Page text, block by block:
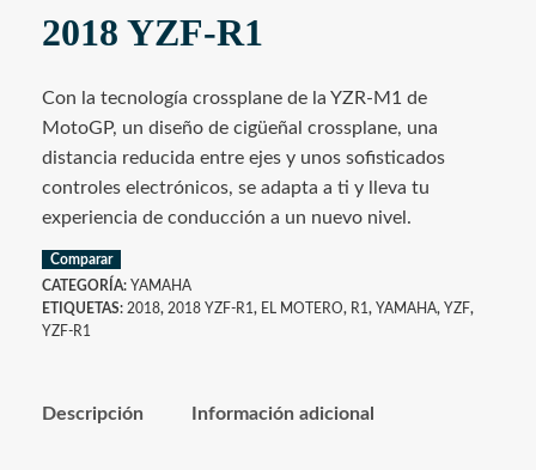
2018 YZF-R1
Con la tecnología crossplane de la YZR-M1 de
MotoGP, un diseño de cigüeñal crossplane, una
distancia reducida entre ejes y unos sofisticados
controles electrónicos, se adapta a ti y lleva tu
experiencia de conducción a un nuevo nivel.
Comparar
CATEGORÍA: YAMAHA
ETIQUETAS: 2018, 2018 YZF-R1 , EL MOTERO, R1 , YAMAHA, YZF,
YZF-R1
Descripción Información adicional